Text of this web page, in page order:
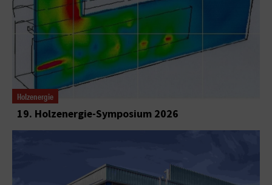
Holzenergie
19. Holzenergie-Symposium 2026